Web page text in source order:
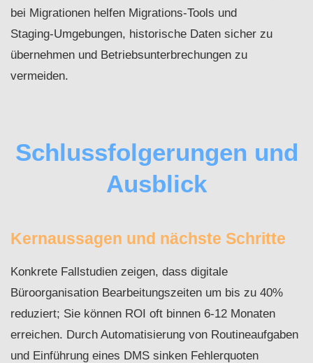
bei Migrationen helfen Migrations‑Tools und
Staging‑Umgebungen, historische Daten sicher zu
übernehmen und Betriebsunterbrechungen zu
vermeiden.
Schlussfolgerungen und
Ausblick
Kernaussagen und nächste Schritte
Konkrete Fallstudien zeigen, dass digitale
Büroorganisation Bearbeitungszeiten um bis zu 40%
reduziert; Sie können ROI oft binnen 6-12 Monaten
erreichen. Durch Automatisierung von Routineaufgaben
und Einführung eines DMS sinken Fehlerquoten